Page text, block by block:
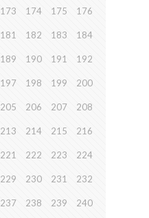
173 174 175 176
181 182 183 184
189 190 191 192
197 198 199 200
205 206 207 208
213 214 215 216
221 222 223 224
229 230 231 232
237 238 239 240